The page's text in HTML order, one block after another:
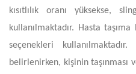
kısıtlılık oranı yüksekse,
kullanılmaktadır. Hasta
seçenekleri
belirlenirken, kişinin taşınması